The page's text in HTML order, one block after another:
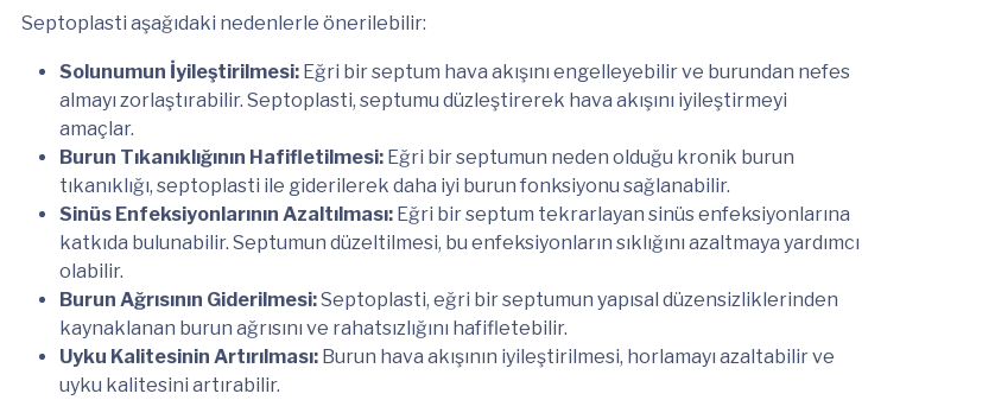
Septoplasti aşağıdaki nedenlerle önerilebilir:
Solunumun İyileştirilmesi: Eğri bir septum hava akışını engelleyebilir ve burundan nefes
almayı zorlaştırabilir. Septoplasti, septumu düzleştirerek hava akışını iyileştirmeyi
amaçlar.
Burun Tıkanıklığının Hafifletilmesi: Eğri bir septumun neden olduğu kronik burun
tıkanıklığı, septoplasti ile giderilerek daha iyi burun fonksiyonu sağlanabilir.
Sinüs Enfeksiyonlarının Azaltılması: Eğri bir septum tekrarlayan sinüs enfeksiyonlarına
katkıda bulunabilir. Septumun düzeltilmesi, bu enfeksiyonların sıklığını azaltmaya yardımcı
olabilir.
Burun Ağrısının Giderilmesi:Septoplasti, eğri bir septumun yapısal düzensizliklerinden
kaynaklanan burun ağrısını ve rahatsızlığını hafifletebilir.
Uyku Kalitesinin Artırılması: Burun hava akışının iyileştirilmesi, horlamayı azaltabilir ve
uyku kalitesini artırabilir.